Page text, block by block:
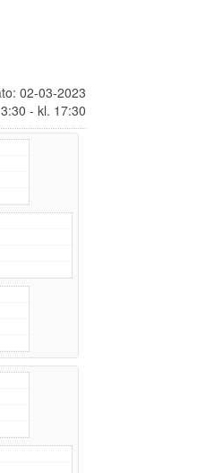
02-03-2023
- kl. 17:30